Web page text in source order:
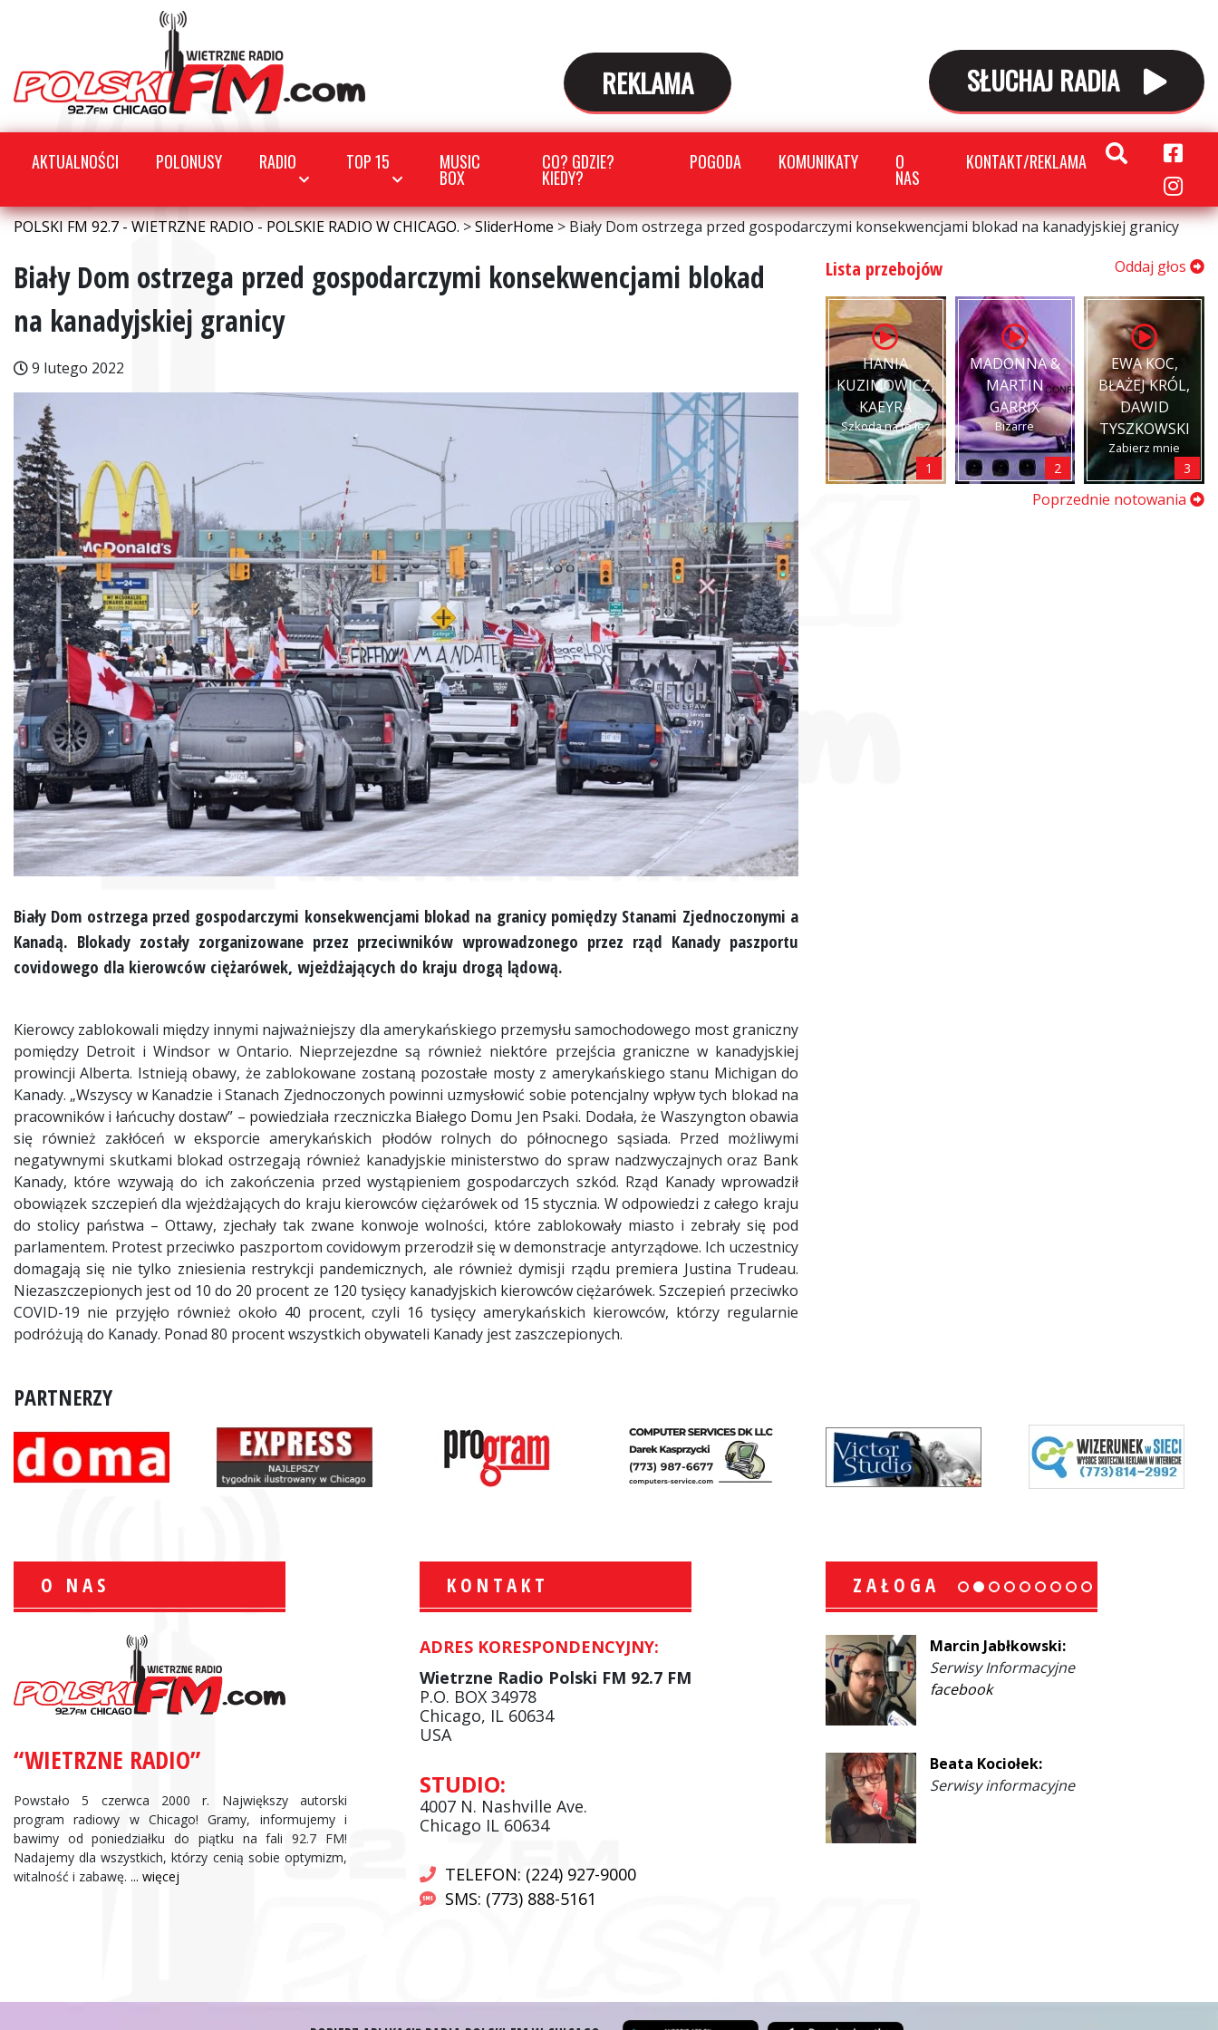
REKLAMA SŁUCHAJ RADIA
AKTUALNOŚCI POLONUSY RADIO TOP 15 MUSIC
BOX
CO? GDZIE?
KIEDY?
POGODA KOMUNIKATY O
NAS
KONTAKT/REKLAMA
POLSKI FM 92.7 - WIETRZNE RADIO - POLSKIE RADIO W CHICAGO.>SliderHome>Biały Dom ostrzega przed gospodarczymi konsekwencjami blokad na kanadyjskiej granicy
Biały Dom ostrzega przed gospodarczymi konsekwencjami blokad
na kanadyjskiej granicy
9 lutego 2022
Biały Dom ostrzega przed gospodarczymi konsekwencjami blokad na granicy pomiędzy Stanami Zjednoczonymi a
Kanadą. Blokady zostały zorganizowane przez przeciwników wprowadzonego przez rząd Kanady paszportu
covidowego dla kierowców ciężarówek, wjeżdżających do kraju drogą lądową.
Kierowcy zablokowali między innymi najważniejszy dla amerykańskiego przemysłu samochodowego most graniczny
pomiędzy Detroit i Windsor w Ontario. Nieprzejezdne są również niektóre przejścia graniczne w kanadyjskiej
prowincji Alberta. Istnieją obawy, że zablokowane zostaną pozostałe mosty z amerykańskiego stanu Michigan do
Kanady. „Wszyscy w Kanadzie i Stanach Zjednoczonych powinni uzmysłowić sobie potencjalny wpływ tych blokad na
pracowników i łańcuchy dostaw” – powiedziała rzeczniczka Białego Domu Jen Psaki. Dodała, że Waszyngton obawia
się również zakłóceń w eksporcie amerykańskich płodów rolnych do północnego sąsiada. Przed możliwymi
negatywnymi skutkami blokad ostrzegają również kanadyjskie ministerstwo do spraw nadzwyczajnych oraz Bank
Kanady, które wzywają do ich zakończenia przed wystąpieniem gospodarczych szkód. Rząd Kanady wprowadził
obowiązek szczepień dla wjeżdżających do kraju kierowców ciężarówek od 15 stycznia. W odpowiedzi z całego kraju
do stolicy państwa – Ottawy, zjechały tak zwane konwoje wolności, które zablokowały miasto i zebrały się pod
parlamentem. Protest przeciwko paszportom covidowym przerodził się w demonstracje antyrządowe. Ich uczestnicy
domagają się nie tylko zniesienia restrykcji pandemicznych, ale również dymisji rządu premiera Justina Trudeau.
Niezaszczepionych jest od 10 do 20 procent ze 120 tysięcy kanadyjskich kierowców ciężarówek. Szczepień przeciwko
COVID-19 nie przyjęło również około 40 procent, czyli 16 tysięcy amerykańskich kierowców, którzy regularnie
podróżują do Kanady. Ponad 80 procent wszystkich obywateli Kanady jest zaszczepionych.
Lista przebojów Oddaj głos
HANIA
KUZIMOWICZ,
KAEYRA
Szkoda na to łez
1
MADONNA &
MARTIN
GARRIX
Bizarre
2
EWA KOC,
BŁAŻEJ KRÓL,
DAWID
TYSZKOWSKI
Zabierz mnie
3
Poprzednie notowania
PARTNERZY
O NAS
“WIETRZNE RADIO”
Powstało 5 czerwca 2000 r. Największy autorski
program radiowy w Chicago! Gramy, informujemy i
bawimy od poniedziałku do piątku na fali 92.7 FM!
Nadajemy dla wszystkich, którzy cenią sobie optymizm,
witalność i zabawę. ... więcej
KONTAKT
ADRES KORESPONDENCYJNY:
Wietrzne Radio Polski FM 92.7 FM
P.O. BOX 34978
Chicago, IL 60634
USA
STUDIO:
4007 N. Nashville Ave.
Chicago IL 60634
TELEFON: (224) 927-9000
SMS: (773) 888-5161
ZAŁOGA
Informacje Giełdowe
Krzysztof Wawer:
Komentator
facebook
Marcin Jabłkowski:
Serwisy Informacyjne
facebook
Beata Kociołek:
Serwisy informacyjne